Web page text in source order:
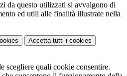
da questo utilizzati si avvalgono di
ed utili alle finalità illustrate nella
Accetta tutti i cookies
scegliere quali cookie consentire.